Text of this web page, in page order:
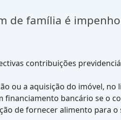
de família é
contribuições
ou a aquisição do imóvel,
bancário se o
de fornecer alimento para